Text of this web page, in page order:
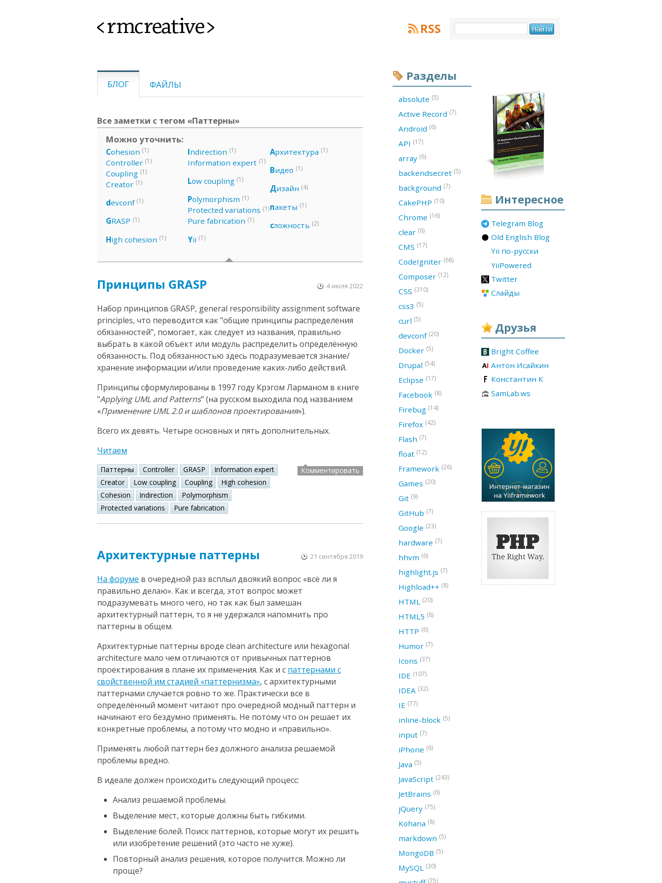
<rmcreative> RSS
БЛОГ ФАЙЛЫ
Все заметки с тегом «Паттерны»
Можно уточнить:
Cohesion (1)
Controller (1)
Coupling (1)
Creator (1)
devconf (1)
GRASP (1)
High cohesion (1)
Indirection (1)
Information expert (1)
Low coupling (1)
Polymorphism (1)
Protected variations (1)
Pure fabrication (1)
Yii (1)
Архитектура (1)
Видео (1)
Дизайн (4)
пакеты (1)
сложность (2)
Принципы GRASP 4 июля 2022
Набор принципов GRASP, general responsibility assignment software
principles, что переводится как "общие принципы распределения
обязанностей", помогает, как следует из названия, правильно
выбрать в какой объект или модуль распределить определённую
обязанность. Под обязанностью здесь подразумевается знание/
хранение информации и/или проведение каких-либо действий.
Принципы сформулированы в 1997 году Крэгом Ларманом в книге
"Applying UML and Patterns" (на русском выходила под названием
«Применение UML 2.0 и шаблонов проектирования»).
Всего их девять. Четыре основных и пять дополнительных.
Читаем
Паттерны Controller GRASP
Information expert
Creator
Low coupling Coupling
High cohesion
Cohesion
Indirection
Polymorphism
Protected variations
Pure fabrication
Комментировать
Архитектурные паттерны 21 сентября 2019
На форуме в очередной раз всплыл двоякий вопрос «всё ли я
правильно делаю». Как и всегда, этот вопрос может
подразумевать много чего, но так как был замешан
архитектурный паттерн, то я не удержался напомнить про
паттерны в общем.
Архитектурные паттерны вроде clean architecture или hexagonal
architecture мало чем отличаются от привычных паттернов
проектирования в плане их применения. Как и с паттернами с
свойственной им стадией «паттернизма», с архитектурными
паттернами случается ровно то же. Практически все в
определённый момент читают про очередной модный паттерн и
начинают его бездумно применять. Не потому что он решает их
конкретные проблемы, а потому что модно и «правильно».
Применять любой паттерн без должного анализа решаемой
проблемы вредно.
В идеале должен происходить следующий процесс:
Анализ решаемой проблемы.
Выделение мест, которые должны быть гибкими.
Выделение болей. Поиск паттернов, которые могут их решить
или изобретение решений (это часто не хуже).
Повторный анализ решения, которое получится. Можно ли
проще?
Интересное
Telegram Blog
Old English Blog
Yii по-русски
YiiPowered
Twitter
Слайды
Друзья
Bright Coffee
Антон Исайкин
Константин К
SamLab.ws
Разделы
absolute (5)
Active Record (7)
Android (6)
API (17)
array (6)
backendsecret (5)
background (7)
CakePHP (10)
Chrome (16)
clear (6)
CMS (17)
CodeIgniter (68)
Composer (12)
CSS (310)
css3 (5)
curl (5)
devconf (20)
Docker (5)
Drupal (54)
Eclipse (17)
Facebook (8)
Firebug (14)
Firefox (42)
Flash (7)
float (12)
Framework (26)
Games (20)
Git (9)
GitHub (7)
Google (23)
hardware (7)
hhvm (6)
highlight.js (7)
Highload++ (8)
HTML (20)
HTML5 (8)
HTTP (6)
Humor (7)
Icons (37)
IDE (107)
IDEA (32)
IE (77)
inline-block (5)
input (7)
iPhone (6)
Java (5)
JavaScript (243)
JetBrains (6)
jQuery (75)
Kohana (8)
markdown (5)
MongoDB (5)
MySQL (30)
(75)